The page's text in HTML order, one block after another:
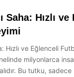
Saha: Hızlı
Hızlı ve Eğlenceli
milyonlarca
Bu tutku,